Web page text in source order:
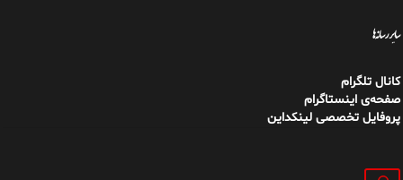
سایر رسانه‌ها
کانال تلگرام
صفحه‌ی اینستاگرام
پروفایل تخصصی لینکداین
جستجو